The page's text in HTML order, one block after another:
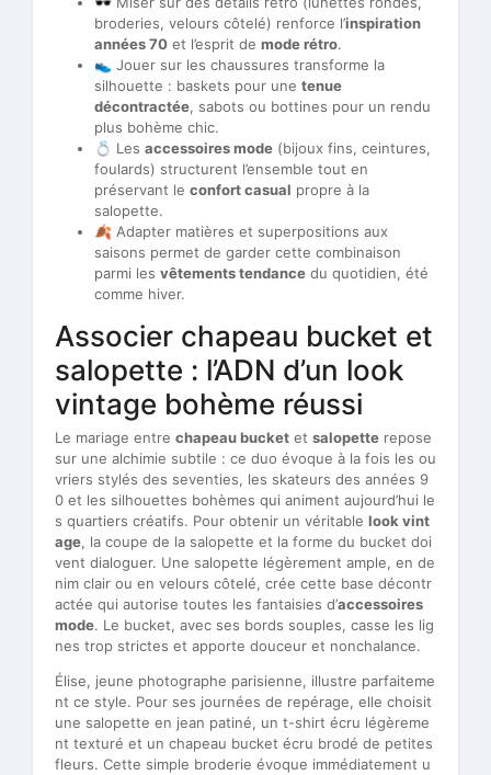
broderies, velours côtelé) renforce l’inspiration
années 70 et l’esprit de mode rétro.
👟 Jouer sur les chaussures transforme la
silhouette : baskets pour une tenue
décontractée, sabots ou bottines pour un rendu
plus bohème chic.
💍 Les accessoires mode (bijoux fins, ceintures,
foulards) structurent l’ensemble tout en
préservant le confort casual propre à la
salopette.
🍂 Adapter matières et superpositions aux
saisons permet de garder cette combinaison
parmi les vêtements tendance du quotidien, été
comme hiver.
Associer chapeau bucket et
salopette : l’ADN d’un look
vintage bohème réussi
Le mariage entre chapeau bucket et salopette repose
sur une alchimie subtile : ce duo évoque à la fois les ou
vriers stylés des seventies, les skateurs des années 9
0 et les silhouettes bohèmes qui animent aujourd’hui le
s quartiers créatifs. Pour obtenir un véritable look vint
age, la coupe de la salopette et la forme du bucket doi
vent dialoguer. Une salopette légèrement ample, en de
nim clair ou en velours côtelé, crée cette base décontr
actée qui autorise toutes les fantaisies d’accessoires
mode. Le bucket, avec ses bords souples, casse les lig
nes trop strictes et apporte douceur et nonchalance.
Élise, jeune photographe parisienne, illustre parfaiteme
nt ce style. Pour ses journées de repérage, elle choisit
une salopette en jean patiné, un t-shirt écru légèreme
nt texturé et un chapeau bucket écru brodé de petites
fleurs. Cette simple broderie évoque immédiatement u